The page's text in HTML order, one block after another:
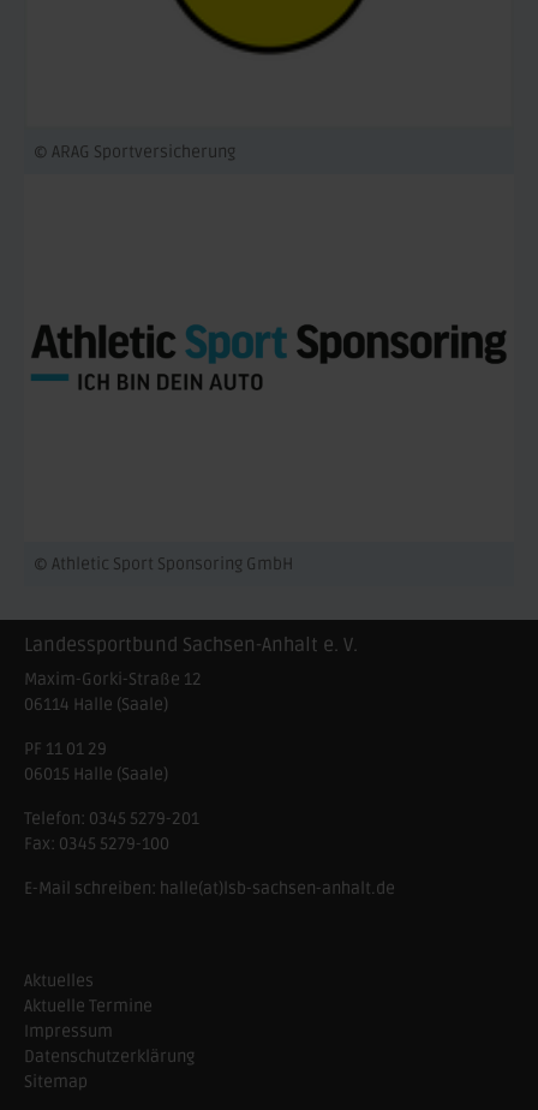
© ARAG Sportversicherung
© Athletic Sport Sponsoring GmbH
Landessportbund Sachsen-Anhalt e. V.
Maxim-Gorki-Straße 12
06114 Halle (Saale)
PF 11 01 29
06015 Halle (Saale)
Telefon: 0345 5279-201
Fax: 0345 5279-100
E-Mail schreiben: halle(at)lsb-sachsen-anhalt.de
Aktuelles
Aktuelle Termine
Impressum
Datenschutzerklärung
Sitemap